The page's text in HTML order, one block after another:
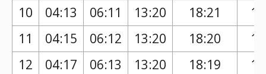
10
04:13 06:11 13:20 18:21
11
04:15 06:12 13:20 18:20
12
04:17 06:13 13:20 18:19